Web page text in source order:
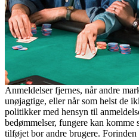
Anmeldelser fjernes, når andre
unøjagtige, eller når som helst de
politikker med hensyn til
bedømmelser, fungere kan komme
tilføjet bor andre brugere.